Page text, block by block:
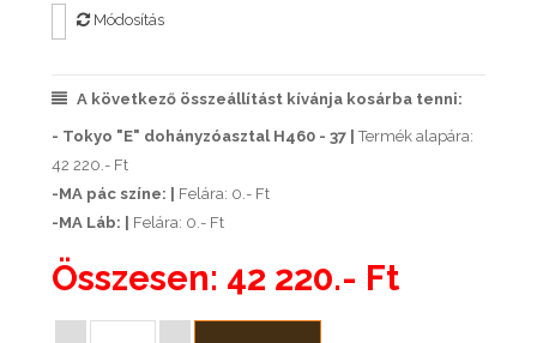
Módosítás
A következő összeállítást kívánja kosárba tenni:
- Tokyo "E" dohányzóasztal H460 - 37 |Termék alapára:
42 220.- Ft
-MA pác színe: |
Felára: 0.- Ft
-MA Láb: |
Felára: 0.- Ft
Összesen: 42 220.- Ft